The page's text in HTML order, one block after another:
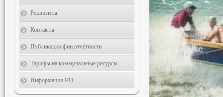
Реквизиты
Контакты
Публикация фин.отчётности
Тарифы на коммунальные ресурсы
Информация 911